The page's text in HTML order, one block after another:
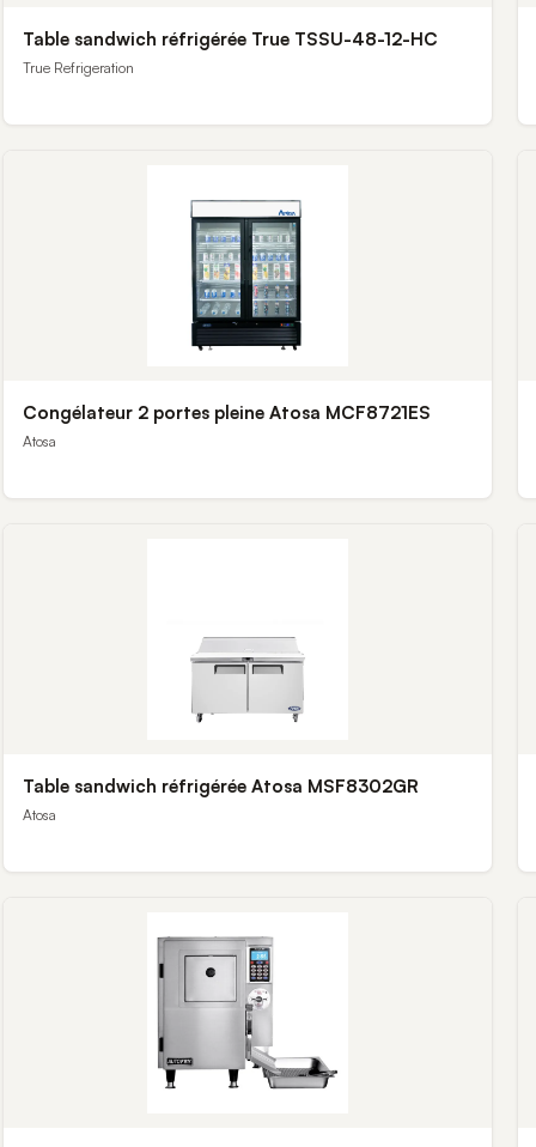
Table sandwich réfrigérée True TSSU-48-12-HC
True Refrigeration
Congélateur 2 portes pleine Atosa MCF8721ES
Atosa
Table sandwich réfrigérée Atosa MSF8302GR
Atosa